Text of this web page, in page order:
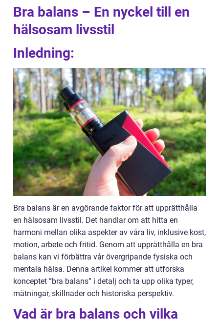
Bra balans – En nyckel till en
hälsosam livsstil
Inledning:
Bra balans är en avgörande faktor för att upprätthålla
en hälsosam livsstil. Det handlar om att hitta en
harmoni mellan olika aspekter av våra liv, inklusive kost,
motion, arbete och fritid. Genom att upprätthålla en bra
balans kan vi förbättra vår övergripande fysiska och
mentala hälsa. Denna artikel kommer att utforska
konceptet ”bra balans” i detalj och ta upp olika typer,
mätningar, skillnader och historiska perspektiv.
Vad är bra balans och vilka